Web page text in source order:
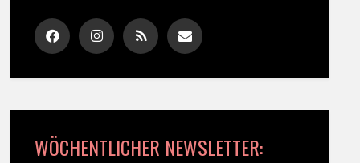
WÖCHENTLICHER NEWSLETTER: